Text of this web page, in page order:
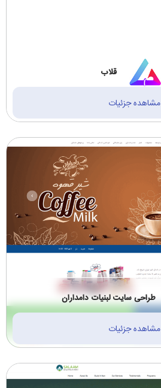
قلاب
مشاهده جزئیات
طراحی سایت لبنیات دامداران
مشاهده جزئیات